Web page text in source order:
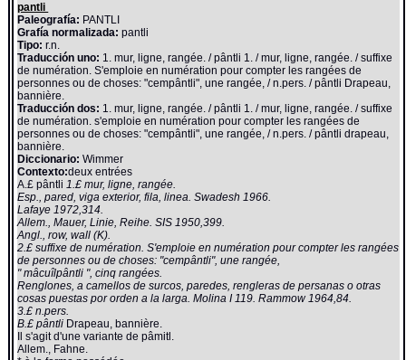
pantli
Paleografía: PANTLI
Grafía normalizada: pantli
Tipo: r.n.
Traducción uno: 1. mur, ligne, rangée. / pântli 1. / mur, ligne, rangée. / suffixe
de numération. S'emploie en numération pour compter les rangées de
personnes ou de choses: "cempântli", une rangée, / n.pers. / pântli Drapeau,
bannière.
Traducción dos: 1. mur, ligne, rangée. / pântli 1. / mur, ligne, rangée. / suffixe
de numération. s'emploie en numération pour compter les rangées de
personnes ou de choses: "cempântli", une rangée, / n.pers. / pântli drapeau,
bannière.
Diccionario:Wimmer
Contexto:deux entrées
A.£ pântli1.£ mur, ligne, rangée.
Esp., pared, viga exterior, fila, linea. Swadesh 1966.
Lafaye 1972,314.
Allem., Mauer, Linie, Reihe. SIS 1950,399.
Angl., row, wall (K).
2.£ suffixe de numération. S'emploie en numération pour compter les rangées
de personnes ou de choses: "cempântli", une rangée,
" mâcuîlpântli ", cinq rangées.
Renglones, a camellos de surcos, paredes, rengleras de persanas o otras
cosas puestas por orden a la larga. Molina I 119. Rammow 1964,84.
3.£ n.pers.
B.£ pântli Drapeau, bannière.
Il s'agit d'une variante de pâmitl.
Allem., Fahne.